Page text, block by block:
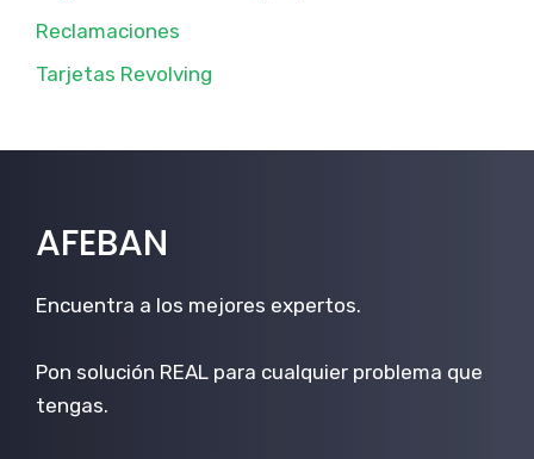
Reclamaciones
Tarjetas Revolving
AFEBAN
Encuentra a los mejores expertos.
Pon solución REAL para cualquier problema que
tengas.